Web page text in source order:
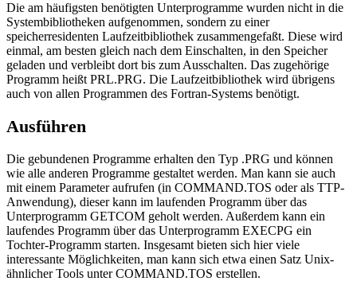
Die am häufigsten benötigten Unterprogramme wurden nicht in die
Systembibliotheken aufgenommen, sondern zu einer
speicherresidenten Laufzeitbibliothek zusammengefaßt. Diese wird
einmal, am besten gleich nach dem Einschalten, in den Speicher
geladen und verbleibt dort bis zum Ausschalten. Das zugehörige
Programm heißt PRL.PRG. Die Laufzeitbibliothek wird übrigens
auch von allen Programmen des Fortran-Systems benötigt.
Ausführen
Die gebundenen Programme erhalten den Typ .PRG und können
wie alle anderen Programme gestaltet werden. Man kann sie auch
mit einem Parameter aufrufen (in COMMAND.TOS oder als TTP-
Anwendung), dieser kann im laufenden Programm über das
Unterprogramm GETCOM geholt werden. Außerdem kann ein
laufendes Programm über das Unterprogramm EXECPG ein
Tochter-Programm starten. Insgesamt bieten sich hier viele
interessante Möglichkeiten, man kann sich etwa einen Satz Unix-
ähnlicher Tools unter COMMAND.TOS erstellen.